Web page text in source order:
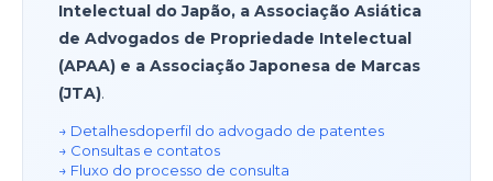
Intelectual do Japão, a Associação Asiática
de Advogados de Propriedade Intelectual
(APAA) e a Associação Japonesa de Marcas
(JTA).
→ Detalhesdoperfil do advogado de patentes
→ Consultas e contatos
→ Fluxo do processo de consulta